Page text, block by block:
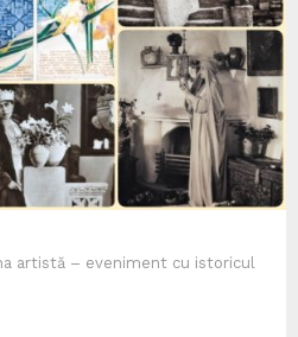
artistă – eveniment cu istoricul